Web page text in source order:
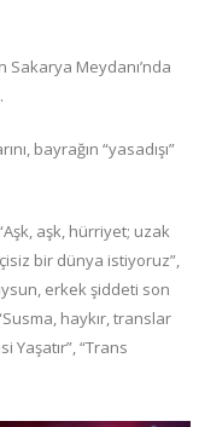
Sakarya Meydanı’nda
bayrağın “yasadışı”
aşk, hürriyet; uzak
bir dünya istiyoruz”,
erkek şiddeti son
haykır, translar
Yaşatır”, “Trans